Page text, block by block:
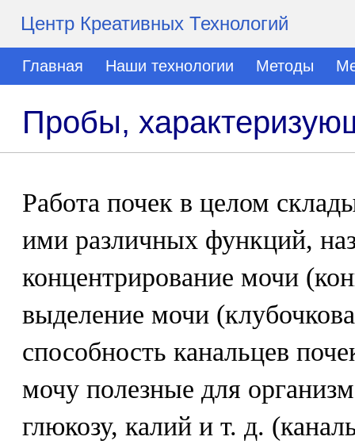
Центр Креативных Технологий
Главная Наши технологии Методы
Пробы,
Работа почек в целом
ими различных функций,
концентрирование мочи
выделение мочи
способность канальцев
мочу полезные для
глюкозу, калий и т. д.